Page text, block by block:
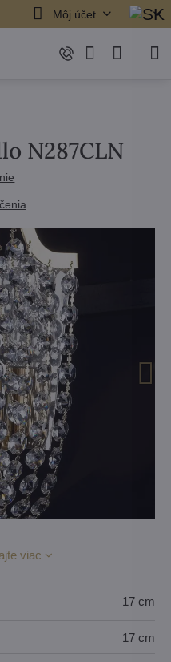
Môj účet
N287CLN
viac
17 cm
17 cm